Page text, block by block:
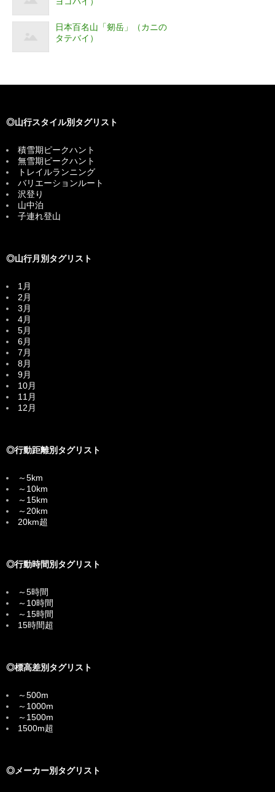
日本百名山「剱岳」（カニの
タテバイ）
◎山行スタイル別タグリスト
積雪期ピークハント
無雪期ピークハント
トレイルランニング
バリエーションルート
沢登り
山中泊
子連れ登山
◎山行月別タグリスト
1月
2月
3月
4月
5月
6月
7月
8月
9月
10月
11月
12月
◎行動距離別タグリスト
～5km
～10km
～15km
～20km
20km超
◎行動時間別タグリスト
～5時間
～10時間
～15時間
15時間超
◎標高差別タグリスト
～500m
～1000m
～1500m
1500m超
◎メーカー別タグリスト